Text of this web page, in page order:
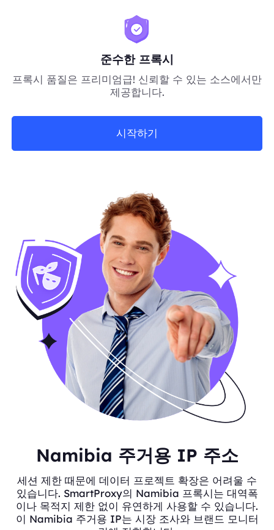
준수한 프록시
프록시 품질은 프리미엄급! 신뢰할 수 있는 소스에서만
제공합니다.
시작하기
Namibia 주거용 IP 주소
세션 제한 때문에 데이터 프로젝트 확장은 어려울 수
있습니다. SmartProxy의 Namibia 프록시는 대역폭
이나 목적지 제한 없이 유연하게 사용할 수 있습니다.
이 Namibia 주거용 IP는 시장 조사와 브랜드 모니터